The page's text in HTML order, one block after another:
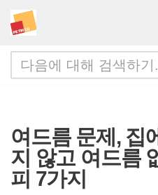
콘
텐
츠
너
뛰
기
여드름 문제, 집
지 않고 여드름
피 7가지